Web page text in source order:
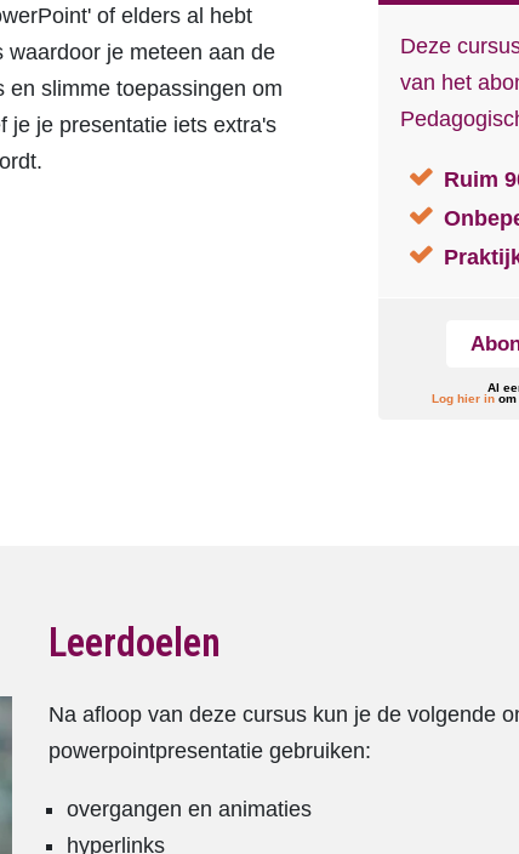
Deze
van het
Ruim
Al
Log hier in
of elders al hebt
je meteen aan de
slimme toepassingen om
je je presentatie iets extra's
Leerdoelen
Na afloop van deze cursus kun je de volgende
powerpointpresentatie gebruiken:
overgangen en animaties
hyperlinks